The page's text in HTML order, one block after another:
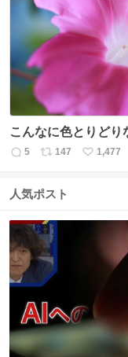
ト
数
数
こんなに色とりど
返
数
5
リ
ス
数
147
い
1,477
人気ポスト